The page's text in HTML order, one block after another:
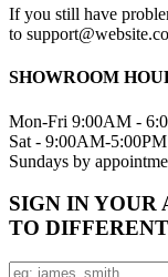
If you still have
to
SHOWROOM
Mon-Fri 9:00AM -
Sat - 9:00AM-5:00PM
Sundays by
SIGN IN YOUR
TO